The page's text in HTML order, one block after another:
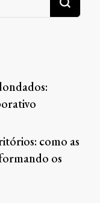
como as
os